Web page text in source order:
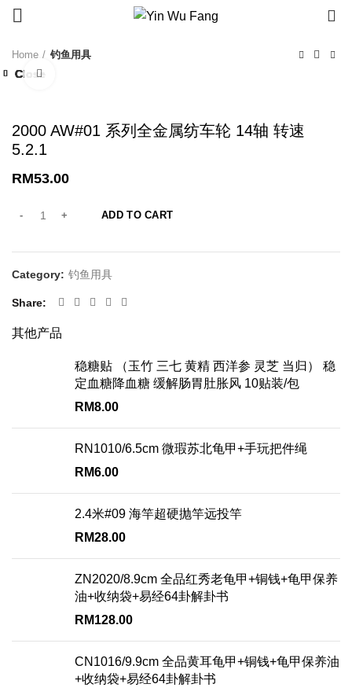
Home
钓鱼用具
2000 AW#01 系列全金属纺车轮 14轴 转速
5.2.1
RM53.00
ADD TO CART
Category: 钓鱼用具
Share
其他产品
稳糖贴 （玉竹 三七 黄精 西洋参 灵芝 当归） 稳
定血糖降血糖 缓解肠胃肚胀风 10贴装/包
RM8.00
RN1010/6.5cm 微瑕苏北龟甲+手玩把件绳
RM6.00
2.4米#09 海竿超硬抛竿远投竿
RM28.00
ZN2020/8.9cm 全品红秀老龟甲+铜钱+龟甲保养
油+收纳袋+易经64卦解卦书
RM128.00
CN1016/9.9cm 全品黄耳龟甲+铜钱+龟甲保养油
+收纳袋+易经64卦解卦书
Close
Close
Close
Close
Close
Close
Close
Close